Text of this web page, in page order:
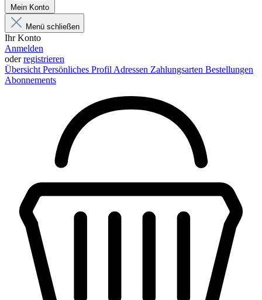
Mein Konto
Menü schließen
Ihr Konto
Anmelden
oderregistrieren
Übersicht Persönliches Profil Adressen Zahlungsarten Bestellungen
Abonnements